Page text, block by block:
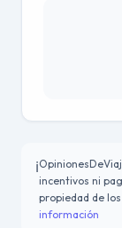
ℹ️
incentivos ni
propiedad de
información